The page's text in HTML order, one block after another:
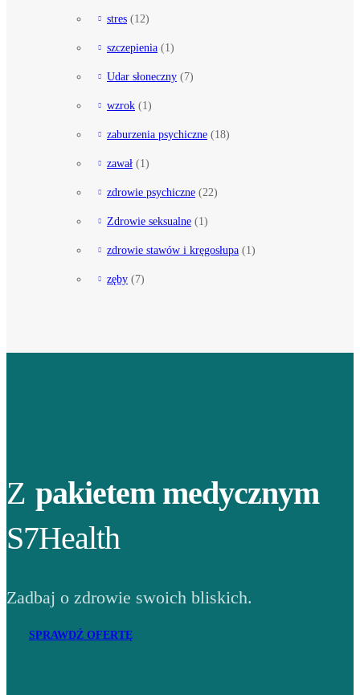
stres (12)
szczepienia (1)
Udar słoneczny (7)
wzrok (1)
zaburzenia psychiczne (18)
zawał (1)
zdrowie psychiczne (22)
Zdrowie seksualne (1)
zdrowie stawów i kręgosłupa (1)
zęby (7)
Z pakietem medycznym
S7Health
Zadbaj o zdrowie swoich bliskich.
SPRAWDŹ OFERTĘ